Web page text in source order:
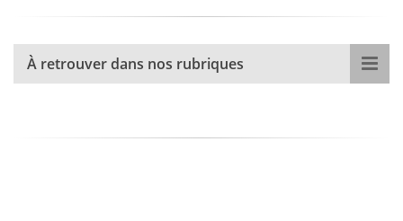
À retrouver dans nos rubriques